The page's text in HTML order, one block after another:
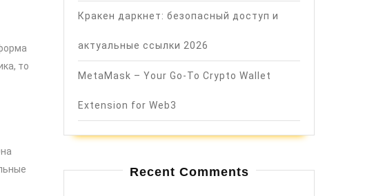
то
Кракен даркнет: безопасный доступ и
актуальные ссылки 2026
MetaMask – Your Go-To Crypto Wallet
Extension for Web3
Recent Comments